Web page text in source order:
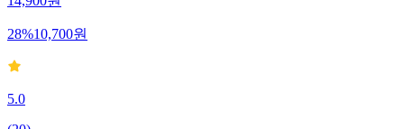
14,900원
28%10,700원
5.0